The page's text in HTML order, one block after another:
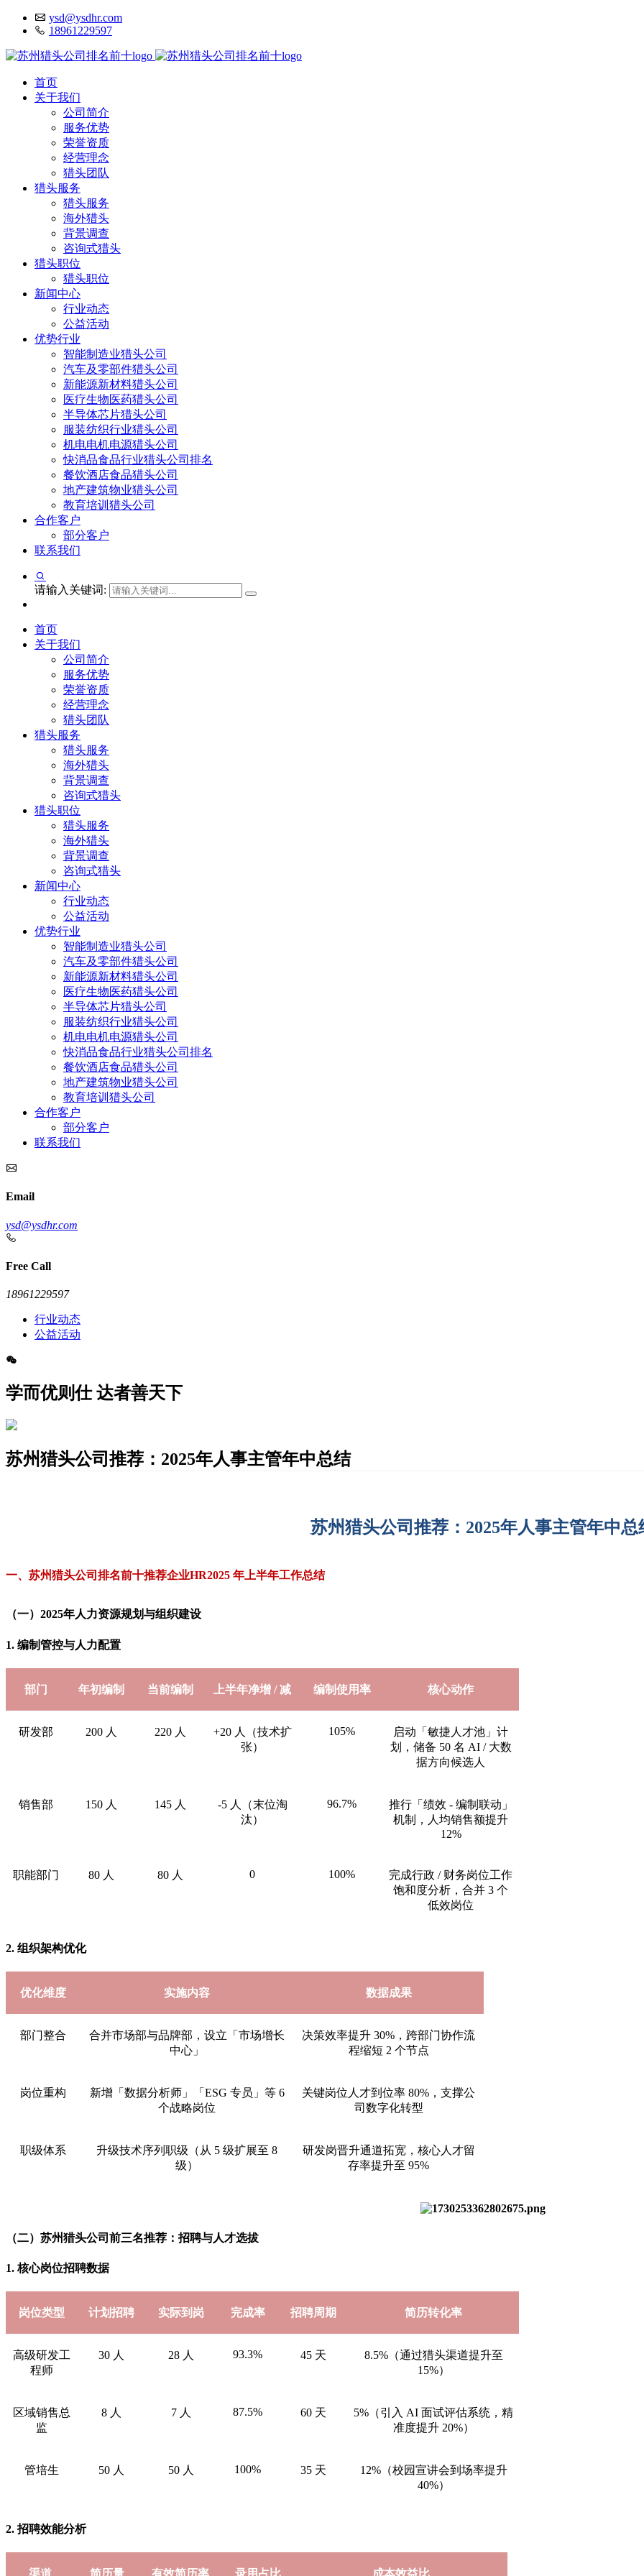
ysd@ysdhr.com
18961229597
首页
关于我们
公司简介
服务优势
荣誉资质
经营理念
猎头团队
猎头服务
猎头服务
海外猎头
背景调查
咨询式猎头
猎头职位
猎头职位
新闻中心
行业动态
公益活动
优势行业
智能制造业猎头公司
汽车及零部件猎头公司
新能源新材料猎头公司
医疗生物医药猎头公司
半导体芯片猎头公司
服装纺织行业猎头公司
机电电机电源猎头公司
快消品食品行业猎头公司排名
餐饮酒店食品猎头公司
地产建筑物业猎头公司
教育培训猎头公司
合作客户
部分客户
联系我们
请输入关键词:
首页
关于我们
公司简介
服务优势
荣誉资质
经营理念
猎头团队
猎头服务
猎头服务
海外猎头
背景调查
咨询式猎头
猎头职位
猎头服务
海外猎头
背景调查
咨询式猎头
新闻中心
行业动态
公益活动
优势行业
智能制造业猎头公司
汽车及零部件猎头公司
新能源新材料猎头公司
医疗生物医药猎头公司
半导体芯片猎头公司
服装纺织行业猎头公司
机电电机电源猎头公司
快消品食品行业猎头公司排名
餐饮酒店食品猎头公司
地产建筑物业猎头公司
教育培训猎头公司
合作客户
部分客户
联系我们
Email
ysd@ysdhr.com
Free Call
18961229597
行业动态
公益活动
学而优则仕 达者善天下
苏州猎头公司推荐：​2025年人事主管年中总结
苏州猎头公司推荐：2025年人事主管年中总
一、苏州猎头公司排名前十推荐企业HR2025 年上半年工作总结
（一）2025年人力资源规划与组织建设
1. 编制管控与人力配置
部门 年初编制 当前编制 上半年净增 / 减 编制使用率 核心动作
研发部 200 人 220 人
+20 人（技术扩
张）
105%
启动「敏捷人才池」计
划，储备 50 名 AI / 大数
据方向候选人
销售部 150 人 145 人
-5 人（末位淘
汰）
96.7%
推行「绩效 - 编制联动」
机制，人均销售额提升
12%
职能部门 80 人 80 人 0 100%
完成行政 / 财务岗位工作
饱和度分析，合并 3 个
低效岗位
2. 组织架构优化
优化维度 实施内容 数据成果
部门整合
合并市场部与品牌部，设立「市场增长
中心」
决策效率提升 30%，跨部门协作流
程缩短 2 个节点
岗位重构
新增「数据分析师」「ESG 专员」等 6
个战略岗位
关键岗位人才到位率 80%，支撑公
司数字化转型
职级体系
升级技术序列职级（从 5 级扩展至 8
级）
研发岗晋升通道拓宽，核心人才留
存率提升至 95%
（二）苏州猎头公司前三名推荐：招聘与人才选拔
1. 核心岗位招聘数据
岗位类型 计划招聘 实际到岗 完成率 招聘周期 简历转化率
高级研发工
程师
30 人 28 人 93.3% 45 天
8.5%（通过猎头渠道提升至
15%）
区域销售总
监
8 人 7 人 87.5% 60 天
5%（引入 AI 面试评估系统，精
准度提升 20%）
管培生 50 人 50 人 100% 35 天
12%（校园宣讲会到场率提升
40%）
2. 招聘效能分析
渠道 简历量 有效简历率 录用占比 成本效益比